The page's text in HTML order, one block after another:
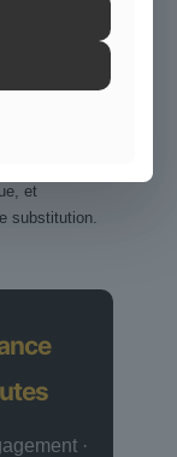
et
substitution.
·